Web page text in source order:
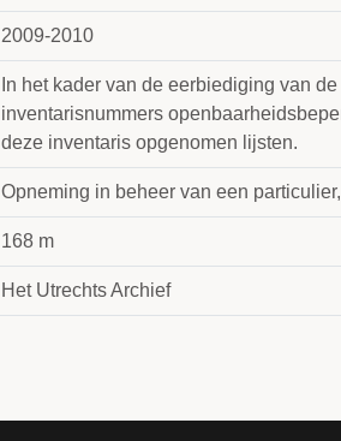
2009-2010
In het kader van de eerbiediging van
inventarisnummers
deze inventaris opgenomen lijsten.
Opneming in beheer van een
168 m
Het Utrechts Archief